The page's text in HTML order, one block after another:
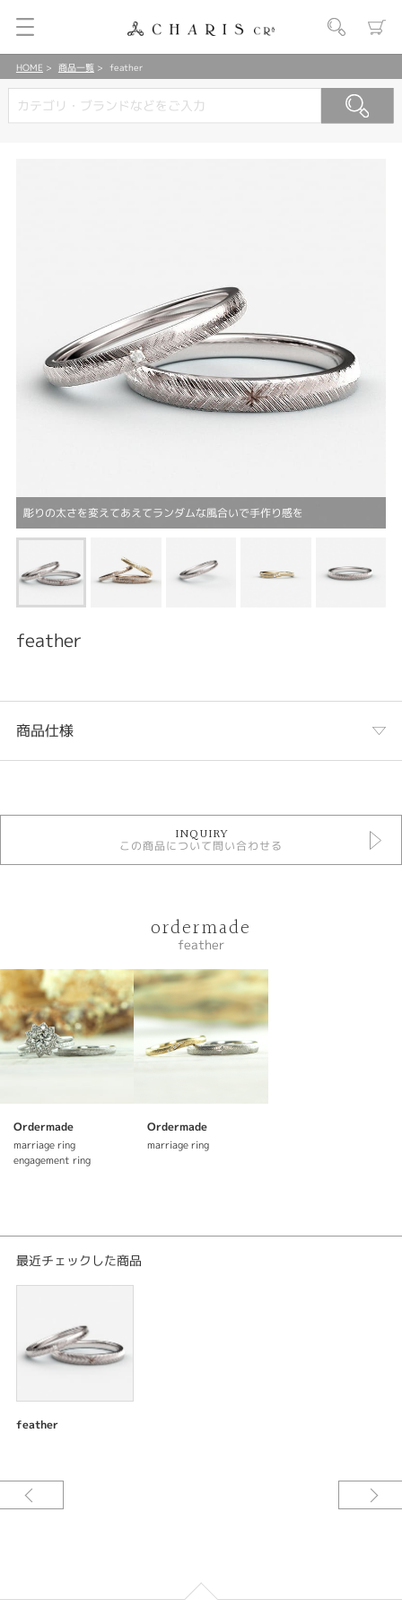
HOME 商品一覧 feather
彫りの太さを変えてあえてランダムな風合いで手作り感を
feather
商品仕様
base
結婚指輪
featherフェザー
羽をイメージして彫刻されたラインはそれぞれのラインの太さが違うことで
結婚指輪に躍動感を与えてくれます。
----------------------------------------
〈プラチナ幅1.5㎜ ￥111100〉
□リング
素材：プラチナ900
幅：2.5mm
素材：プラチナ900
幅：2.0mm
仕上げ：後光彫り 彫刻
宝石：ダイアモンド 1ps
----------------------------------------
ご予算や理想のデザインに合わせて「素材」「幅」「厚み」「仕上げ」「宝
石」「加工」などアレンジが可能です。
INQUIRY
この商品について問い合わせる
ordermade
feather
Ordermade
marriage ring
engagement ring
Ordermade
marriage ring
最近チェックした商品
feather